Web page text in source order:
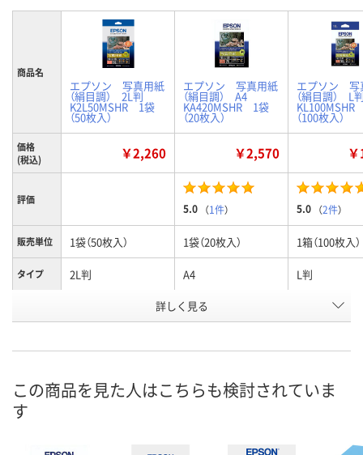
商品名
エプソン 写真用紙
（絹目調） 2L判
K2L50MSHR 1袋
（50枚入）
エプソン 写真用紙
（絹目調） A4
KA420MSHR 1袋
（20枚入）
エプソン 写
（絹目調）
（100枚入）
価格
(税込)
￥2,260 ￥2,570
評価
5.0 （1件） 5.0 （2件）
販売単位 1袋（50枚入） 1袋（20枚入） 1箱（100枚入）
タイプ 2L判 A4 L判
219925
詳しく見る
この商品を見た人はこちらも検討されていま
す